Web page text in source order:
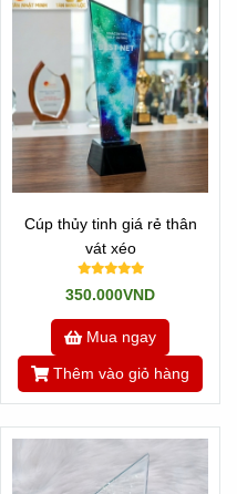
Cúp thủy tinh giá rẻ thân
vát xéo
350.000VND
Mua ngay
Thêm vào giỏ hàng